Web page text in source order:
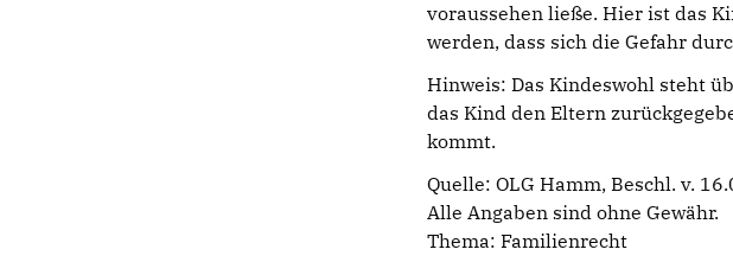
voraussehen ließe. Hier ist das
werden, dass sich die Gefahr
Hinweis: Das Kindeswohl steht
das Kind den Eltern
kommt.
Quelle: OLG Hamm, Beschl. v.
Alle Angaben sind ohne Gewähr.
Thema: Familienrecht